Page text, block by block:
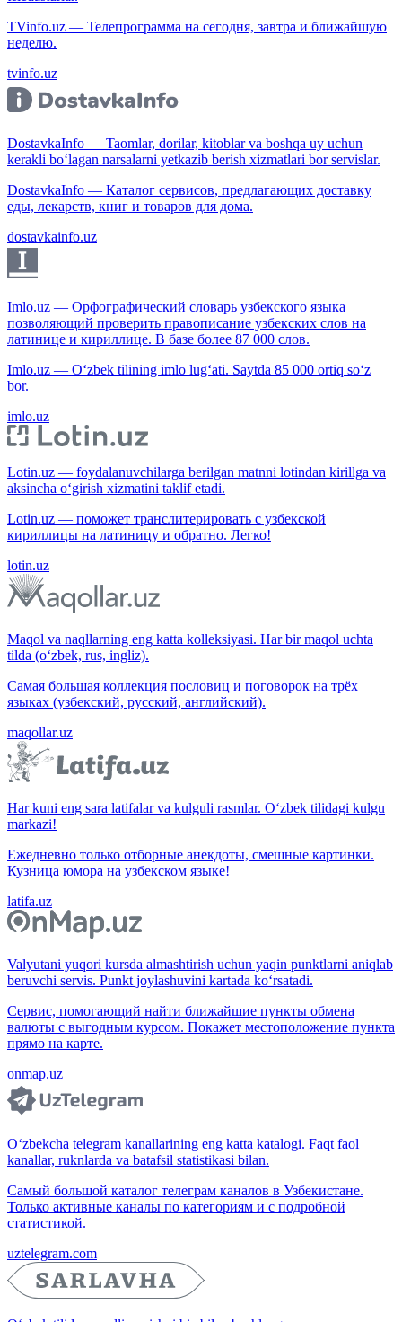
TVinfo.uz — Телепрограмма на сегодня, завтра и ближайшую
неделю.
tvinfo.uz
DostavkaInfo — Taomlar, dorilar, kitoblar va boshqa uy uchun
kerakli bo‘lagan narsalarni yetkazib berish xizmatlari bor servislar.
DostavkaInfo — Каталог сервисов, предлагающих доставку
еды, лекарств, книг и товаров для дома.
dostavkainfo.uz
Imlo.uz — Орфографический словарь узбекского языка
позволяющий проверить правописание узбекских слов на
латинице и кириллице. В базе более 87 000 слов.
Imlo.uz — O‘zbek tilining imlo lug‘ati. Saytda 85 000 ortiq so‘z
bor.
imlo.uz
Lotin.uz — foydalanuvchilarga berilgan matnni lotindan kirillga va
aksincha o‘girish xizmatini taklif etadi.
Lotin.uz — поможет транслитерировать с узбекской
кириллицы на латиницу и обратно. Легко!
lotin.uz
Maqol va naqllarning eng katta kolleksiyasi. Har bir maqol uchta
tilda (o‘zbek, rus, ingliz).
Самая большая коллекция пословиц и поговорок на трёх
языках (узбекский, русский, английский).
maqollar.uz
Har kuni eng sara latifalar va kulguli rasmlar. O‘zbek tilidagi kulgu
markazi!
Ежедневно только отборные анекдоты, смешные картинки.
Кузница юмора на узбекском языке!
latifa.uz
Valyutani yuqori kursda almashtirish uchun yaqin punktlarni aniqlab
beruvchi servis. Punkt joylashuvini kartada ko‘rsatadi.
Сервис, помогающий найти ближайшие пункты обмена
валюты с выгодным курсом. Покажет местоположение пункта
прямо на карте.
onmap.uz
O‘zbekcha telegram kanallarining eng katta katalogi. Faqt faol
kanallar, ruknlarda va batafsil statistikasi bilan.
Самый большой каталог телеграм каналов в Узбекистане.
Только активные каналы по категориям и с подробной
статистикой.
uztelegram.com